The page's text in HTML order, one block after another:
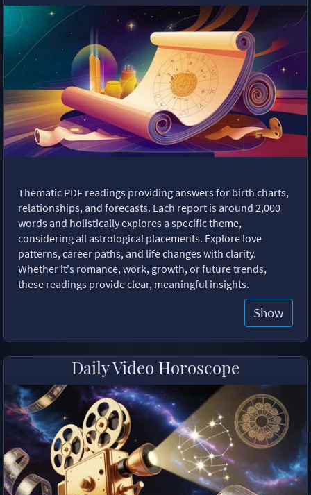
Thematic PDF readings providing answers for birth charts,
relationships, and forecasts. Each report is around 2,000
words and holistically explores a specific theme,
considering all astrological placements. Explore love
patterns, career paths, and life changes with clarity.
Whether it's romance, work, growth, or future trends,
these readings provide clear, meaningful insights.
Show
Daily Video Horoscope